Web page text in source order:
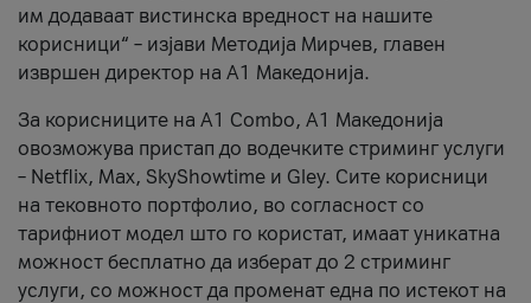
им додаваат вистинска вредност на нашите
корисници“ – изјави Методија Мирчев, главен
извршен директор на А1 Македонија.
За корисниците на A1 Combo, А1 Македонија
овозможува пристап до водечките стриминг услуги
– Netflix, Max, SkyShowtime и Gley. Сите корисници
на тековното портфолио, во согласност со
тарифниот модел што го користат, имаат уникатна
можност бесплатно да изберат до 2 стриминг
услуги, со можност да променат една по истекот на